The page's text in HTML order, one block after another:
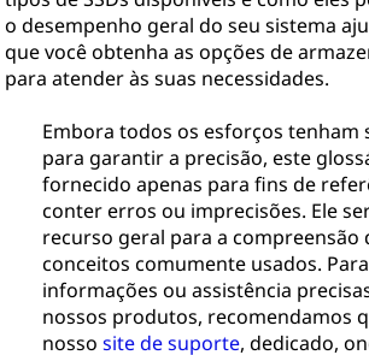
o desempenho geral do seu sistema
que você obtenha as opções de
para atender às suas necessidades.
Embora todos os esforços tenham
para garantir a precisão, este
fornecido apenas para fins de
conter erros ou imprecisões. Ele
recurso geral para a compreensão
conceitos comumente usados.
informações ou assistência
nossos produtos, recomendamos
nossosite de suporte, dedicado,